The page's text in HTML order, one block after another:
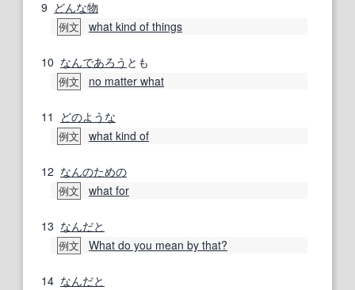
9 どんな物
例文 what kind of things
10 なんであろう とも
例文 no matter what
11 どのような
例文 what kind of
12 なんのための
例文 what for
13 なんだと
例文 What do you mean by that?
14 なんだと